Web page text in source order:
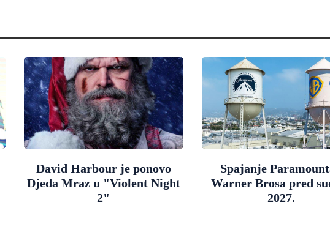
David Harbour je ponovo
Djeda Mraz u "Violent Night
2"
Spajanje
Warner Brosa pred
2027.